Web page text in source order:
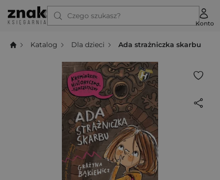
Czego szukasz?
Konto
Katalog Dla dzieci Ada strażniczka skarbu